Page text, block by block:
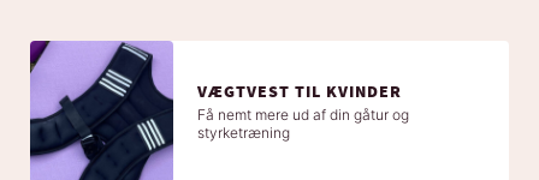
VÆGTVEST TIL KVINDER
Få nemt mere ud af din gåtur og
styrketræning